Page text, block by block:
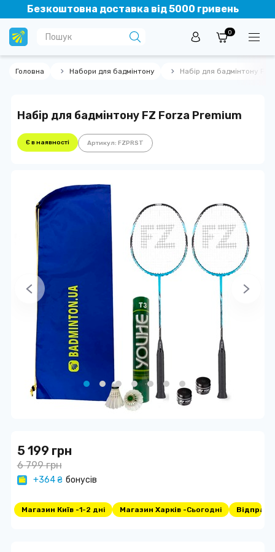
Безкоштовна доставка від 5000 гривень
0
Головна Набори для бадмінтону Набір для бадмінтону FZ
Набір для бадмінтону FZ Forza Premium
Є в наявності Артикул: FZPRST
5 199 грн
6 799 грн
+364 ₴ бонусів
Магазин Київ -1-2 дні Магазин Харків -Сьогодні